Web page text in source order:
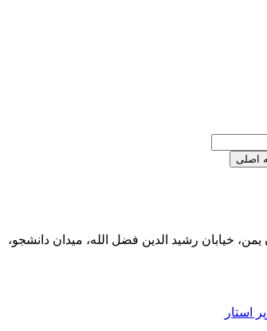
خیابان رشید الدین فضل الله، میدان دانشجو،
استار